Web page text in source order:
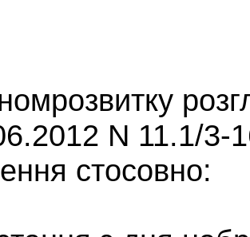
N 11.1/
стосовно: